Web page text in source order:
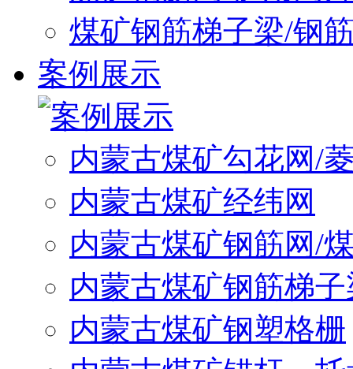
煤矿钢筋梯子梁/钢
案例展示
内蒙古煤矿勾花网/
内蒙古煤矿经纬网
内蒙古煤矿钢筋网/
内蒙古煤矿钢筋梯
内蒙古煤矿钢塑格栅